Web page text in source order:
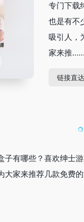
专门下载
也是有不
吸引人，
家来推……
链接直达
子有哪些？喜欢绅士
大家来推荐几款免费